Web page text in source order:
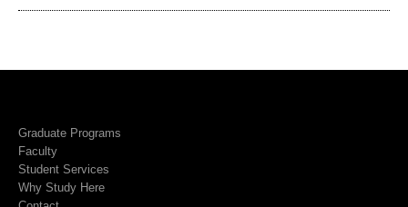
Graduate Programs
Faculty
Student Services
Why Study Here